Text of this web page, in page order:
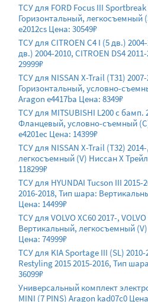
ТСУ для FORD Focus III
Горизонтальный, легкосъемный
e2012cs Цена: 30549₽
ТСУ для CITROEN C4 I (5 дв.)
дв.) 2004-2010, CITROEN DS4
29999₽
ТСУ для NISSAN X-Trail (T31)
Горизонтальный, условно-
Aragon e4417ba Цена: 8349₽
ТСУ для MITSUBISHI L200 с бамп.
Фланцевый, условно-съемный
e4201ec Цена: 14399₽
ТСУ для NISSAN X-Trail (T32)
легкосъемный (V) Ниссан Х
118299₽
ТСУ для HYUNDAI Tucson III 2015-
2016-2018, Тип шара:
Цена: 14499₽
ТСУ для VOLVO XC60 2017-,
Вертикальный, легкосъемный
Цена: 74999₽
ТСУ для KIA Sportage III (SL)
Restyling 2015 2015-2016, Тип
36099₽
Универсальный комплект
MINI (7 PINS) Aragon kad07c0